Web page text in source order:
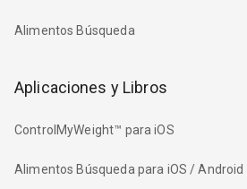
Alimentos Búsqueda
Aplicaciones y Libros
ControlMyWeight™ para iOS
Alimentos Búsqueda para iOS / Android